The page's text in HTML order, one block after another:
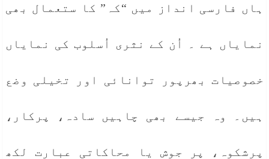
ہاں فارسی انداز میں “کہ” کا ستعمال بھی
نمایاں ہے ۔ اُن کے نثری اُسلوب کی نمایاں
خصوصیات بھرپور توانائی اور تخیلی وضع
ہیں۔ وہ جیسے بھی چاہیں سادہ، پرکار،
پرشکوہ، پر جوش یا محاکاتی عبارت لکھ